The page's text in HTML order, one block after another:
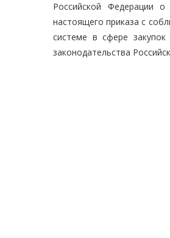
Российской Федерации
настоящего приказа с
системе в сфере
законодательства